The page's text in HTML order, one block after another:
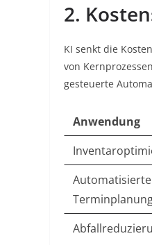
2.
KI senkt die
von
gesteuerte
Anwendung
Automatisierte